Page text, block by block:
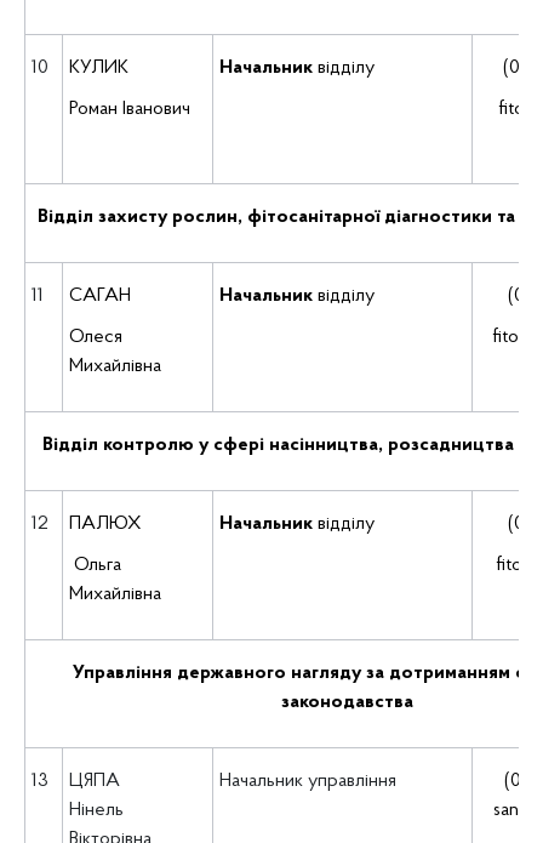
10 КУЛИК
Роман Іванович
Начальник відділу
Відділ захисту рослин, фітосанітарної діагностики та
11 САГАН
Олеся
Михайлівна
Начальник відділу
Відділ контролю у сфері насінництва, розсадництва та
12 ПАЛЮХ
Ольга
Михайлівна
Начальник відділу
Управління державного нагляду за дотриманням
законодавства
13
ЦЯПА
Нінель
Начальник управління